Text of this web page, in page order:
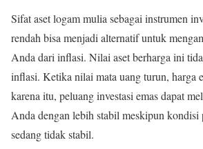
Sifat aset logam mulia sebagai instrumen
rendah bisa menjadi alternatif untuk
Anda dari inflasi. Nilai aset berharga ini
inflasi. Ketika nilai mata uang turun, harga
karena itu, peluang investasi emas dapat
Anda dengan lebih stabil meskipun kondisi
sedang tidak stabil.